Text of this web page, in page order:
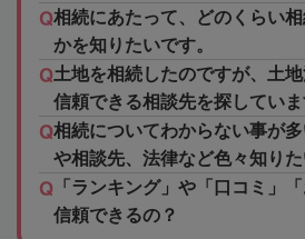
相続にあたって、どのくらい
かを知りたいです。
土地を相続したのですが、土
信頼できる相談先を探していま
相続についてわからない事が
や相談先、法律など色々知りた
「ランキング」や「口コミ」
信頼できるの？